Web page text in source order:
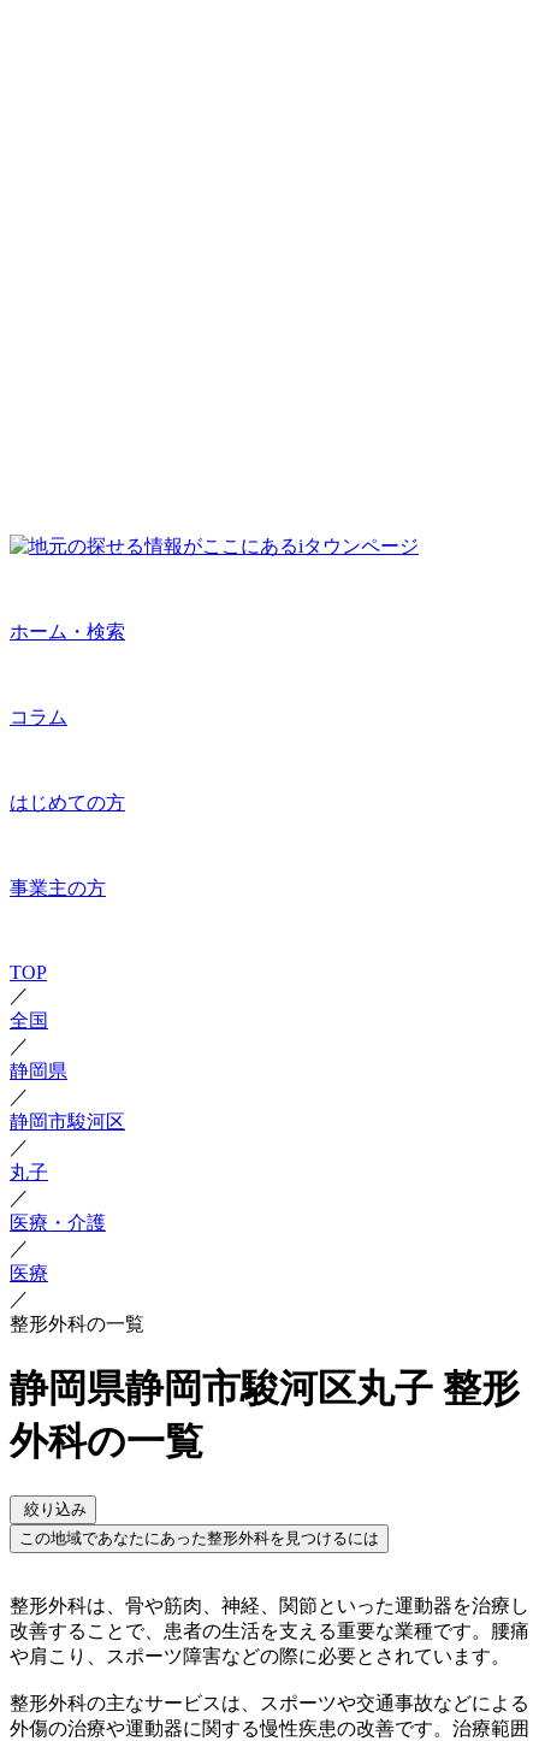
ホーム・検索
コラム
はじめての方
事業主の方
TOP
／
全国
／
静岡県
／
静岡市駿河区
／
丸子
／
医療・介護
／
医療
／
整形外科の一覧
静岡県静岡市駿河区丸子 整形
外科の一覧
絞り込み
この地域であなたにあった整形外科を見つけるには
整形外科は、骨や筋肉、神経、関節といった運動器を治療し
改善することで、患者の生活を支える重要な業種です。腰痛
や肩こり、スポーツ障害などの際に必要とされています。
整形外科の主なサービスは、スポーツや交通事故などによる
外傷の治療や運動器に関する慢性疾患の改善です。治療範囲